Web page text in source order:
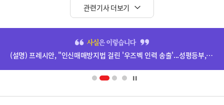
관련기사 더보기
배
영
(설명) 프레시안, "인신매매방지법 걸린 '우즈벡 인력 송출'...성평등부,노동·법무부에 개선 요청" 관련